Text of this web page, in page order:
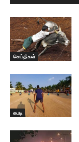
செய்திகள்
கபடி